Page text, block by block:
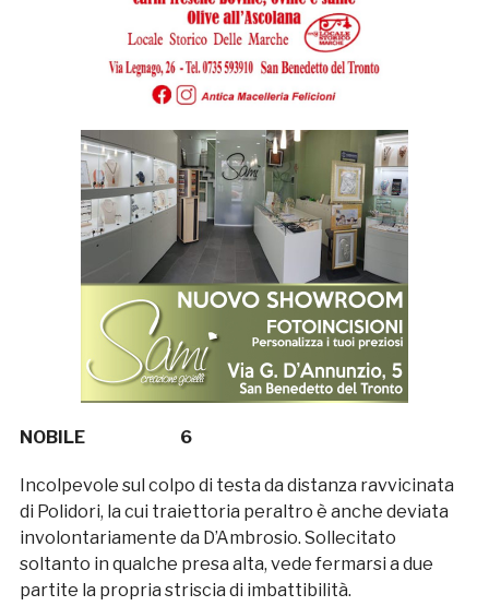
NOBILE 6
Incolpevole sul colpo di testa da distanza ravvicinata
di Polidori, la cui traiettoria peraltro è anche deviata
involontariamente da D’Ambrosio. Sollecitato
soltanto in qualche presa alta, vede fermarsi a due
partite la propria striscia di imbattibilità.